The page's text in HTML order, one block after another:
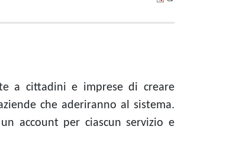
a cittadini e imprese di creare
che aderiranno al sistema.
account per ciascun servizio e